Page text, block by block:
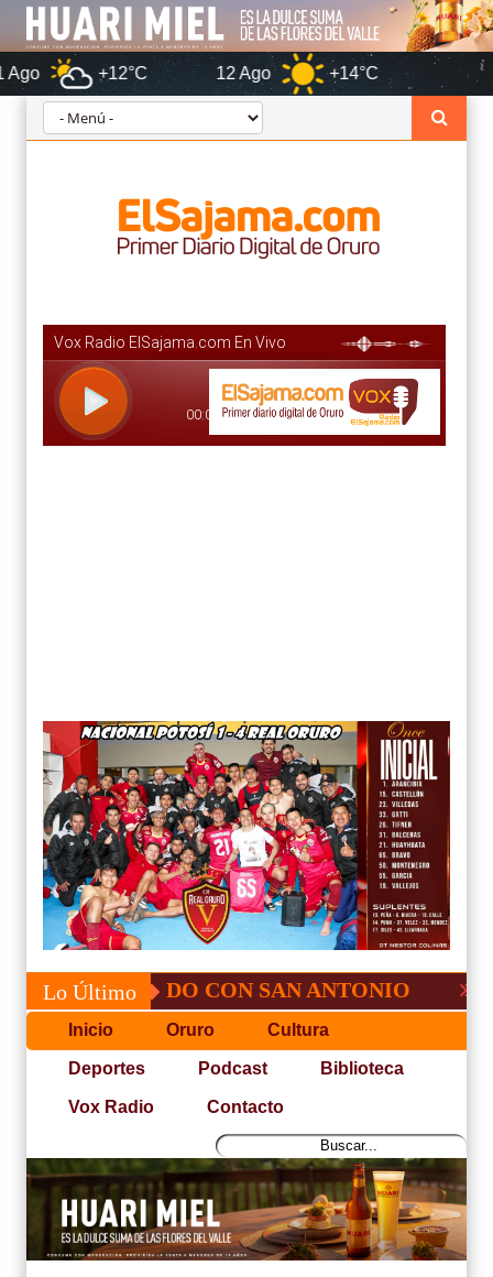
+12°C 12 Ago +14°C Oruro
Lo Último
NO PUDO CON SAN ANTONIO COPA
Inicio Oruro Cultura
Deportes Podcast Biblioteca
Vox Radio Contacto